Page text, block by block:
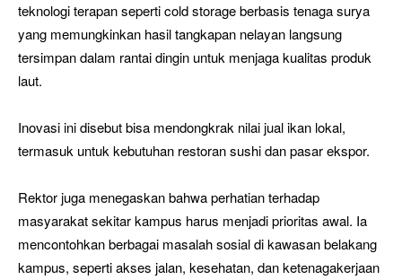
teknologi terapan seperti cold storage berbasis tenaga surya
yang memungkinkan hasil tangkapan nelayan langsung
tersimpan dalam rantai dingin untuk menjaga kualitas produk
laut.
Inovasi ini disebut bisa mendongkrak nilai jual ikan lokal,
termasuk untuk kebutuhan restoran sushi dan pasar ekspor.
Rektor juga menegaskan bahwa perhatian terhadap
masyarakat sekitar kampus harus menjadi prioritas awal. Ia
mencontohkan berbagai masalah sosial di kawasan belakang
kampus, seperti akses jalan, kesehatan, dan ketenagakerjaan